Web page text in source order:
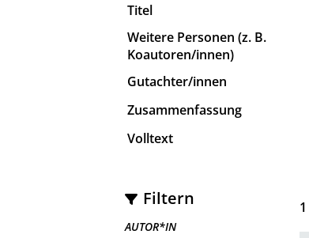
Titel
Weitere Personen (z. B.
Koautoren/innen)
Gutachter/innen
Zusammenfassung
Volltext
Filtern
AUTOR*IN
1